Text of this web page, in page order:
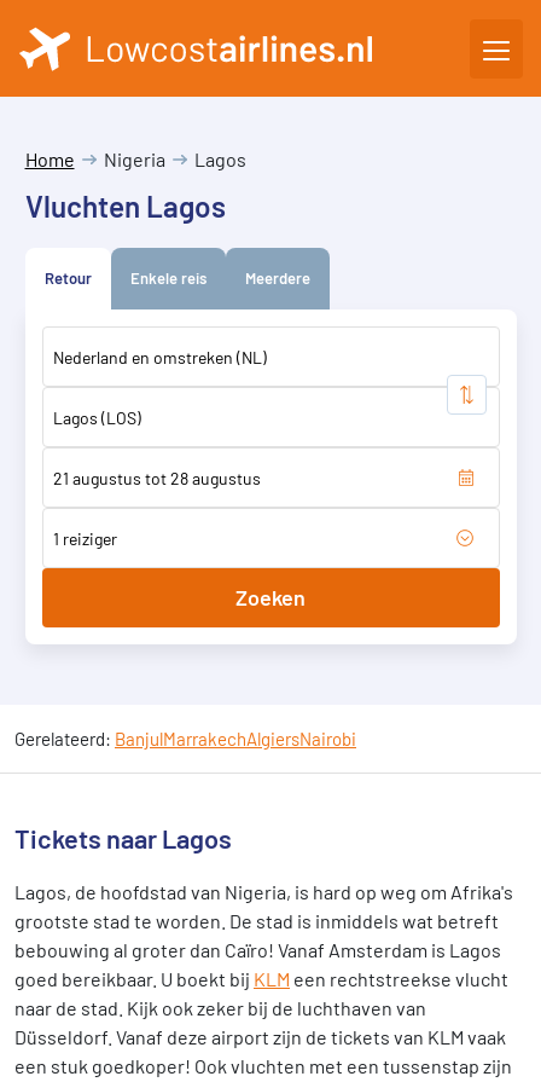
Home Nigeria Lagos
Vluchten Lagos
Retour Enkele reis Meerdere
1 reiziger
Zoeken
Gerelateerd: BanjulMarrakechAlgiersNairobi
Tickets naar Lagos
Lagos, de hoofdstad van Nigeria, is hard op weg om Afrika's
grootste stad te worden. De stad is inmiddels wat betreft
bebouwing al groter dan Caïro! Vanaf Amsterdam is Lagos
goed bereikbaar. U boekt bij KLM een rechtstreekse vlucht
naar de stad. Kijk ook zeker bij de luchthaven van
Düsseldorf. Vanaf deze airport zijn de tickets van KLM vaak
een stuk goedkoper! Ook vluchten met een tussenstap zijn